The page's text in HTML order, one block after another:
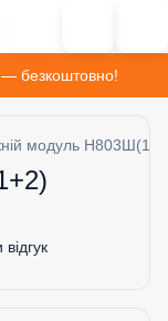
— безкоштовно!
модуль